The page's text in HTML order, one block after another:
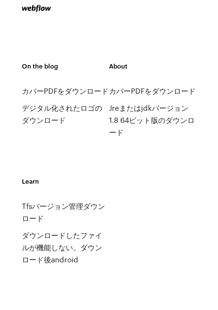
On the blog
カバーPDFをダウンロード
デジタル化されたロゴの
ダウンロード
About
カバーPDFをダウンロード
Jreまたはjdkバージョン
1.8 64ビット版のダウンロ
ード
Learn
Tfsバージョン管理ダウン
ロード
ダウンロードしたファイ
ルが機能しない。ダウン
ロード後android